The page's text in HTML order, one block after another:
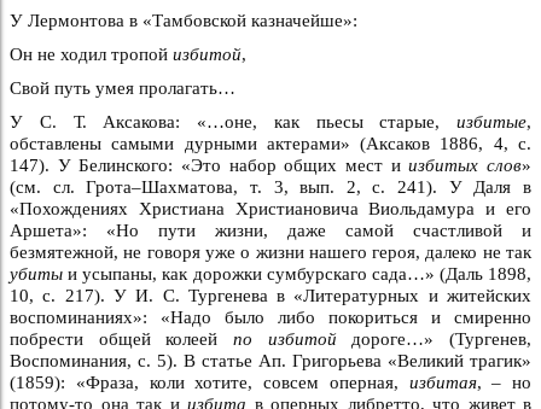
У Лермонтова в «Тамбовской казначейше»:
Он не ходил тропой избитой,
Свой путь умея пролагать…
У С. Т. Аксакова: «…оне, как пьесы старые, избитые,
обставлены самыми дурными актерами» (Аксаков 1886, 4, с.
147). У Белинского: «Это набор общих мест иизбитых слов»
(см. сл. Грота–Шахматова, т. 3, вып. 2, с. 241). У Даля в
«Похождениях Христиана Христиановича Виольдамура и его
Аршета»: «Но пути жизни, даже самой счастливой и
безмятежной, не говоря уже о жизни нашего героя, далеко не так
убиты и усыпаны, как дорожки сумбурскаго сада…» (Даль 1898,
10, с. 217). У И. С. Тургенева в «Литературных и житейских
воспоминаниях»: «Надо было либо покориться и смиренно
побрести общей колеей по избитойдороге…» (Тургенев,
Воспоминания, с. 5). В статье Ап. Григорьева «Великий трагик»
(1859): «Фраза, коли хотите, совсем оперная, избитая, – но
потому-то она так и избита в оперных либретто, что живет в